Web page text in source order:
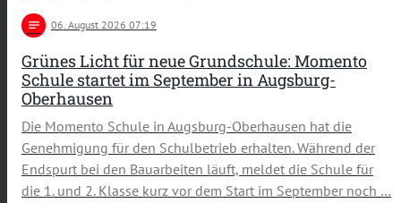
notes 06. August 2026 07:19
Grünes Licht für neue Grundschule: Momento
Schule startet im September in Augsburg-
Oberhausen
Die Momento Schule in Augsburg-Oberhausen hat die
Genehmigung für den Schulbetrieb erhalten. Während der
Endspurt bei den Bauarbeiten läuft, meldet die Schule für
die 1. und 2. Klasse kurz vor dem Start im September noch …